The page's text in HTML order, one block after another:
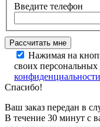
Введите телефон
Нажимая на
своих персональных
конфиденциальности
Спасибо!
Ваш заказ передан в
В течение 30 минут с